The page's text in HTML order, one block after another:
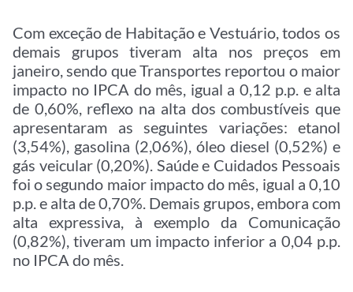
Com exceção de Habitação e Vestuário, todos os
demais grupos tiveram alta nos preços em
janeiro, sendo que Transportes reportou o maior
impacto no IPCA do mês, igual a 0,12 p.p. e alta
de 0,60%, reflexo na alta dos combustíveis que
apresentaram as seguintes variações: etanol
(3,54%), gasolina (2,06%), óleo diesel (0,52%) e
gás veicular (0,20%). Saúde e Cuidados Pessoais
foi o segundo maior impacto do mês, igual a 0,10
p.p. e alta de 0,70%. Demais grupos, embora com
alta expressiva, à exemplo da Comunicação
(0,82%), tiveram um impacto inferior a 0,04 p.p.
no IPCA do mês.